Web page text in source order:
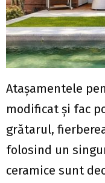
Atașamentele
modificat şi fac
grătarul,
folosind un
ceramice sunt